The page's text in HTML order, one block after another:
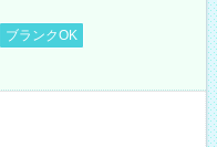
ブランクOK